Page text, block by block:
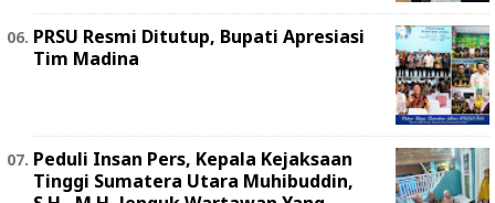
PRSU Resmi Ditutup, Bupati Apresiasi
Tim Madina
Peduli Insan Pers, Kepala Kejaksaan
Tinggi Sumatera Utara Muhibuddin,